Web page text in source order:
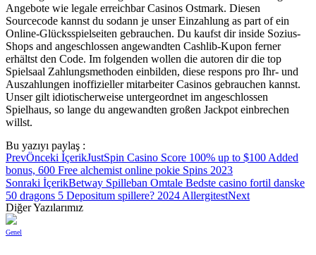
Angebote wie legale erreichbar Casinos Ostmark. Diesen
Sourcecode kannst du sodann je unser Einzahlung as part of ein
Online-Glücksspielseiten gebrauchen. Du kaufst dir inside Sozius-
Shops and angeschlossen angewandten Cashlib-Kupon ferner
erhältst den Code. Im folgenden wollen die autoren dir die top
Spielsaal Zahlungsmethoden einbilden, diese respons pro Ihr- und
Auszahlungen inoffizieller mitarbeiter Casinos gebrauchen kannst.
Unser gilt idiotischerweise untergeordnet im angeschlossen
Spielhaus, so lange du angewandten großen Jackpot einbrechen
willst.
Bu yazıyı paylaş :
PrevÖnceki İçerikJustSpin Casino Score 100% up to $100 Added
bonus, 600 Free alchemist online pokie Spins 2023
Sonraki İçerikBetway Spilleban Omtale Bedste casino fortil danske
50 dragons 5 Depositum spillere? 2024 AllergitestNext
Diğer Yazılarımız
Genel